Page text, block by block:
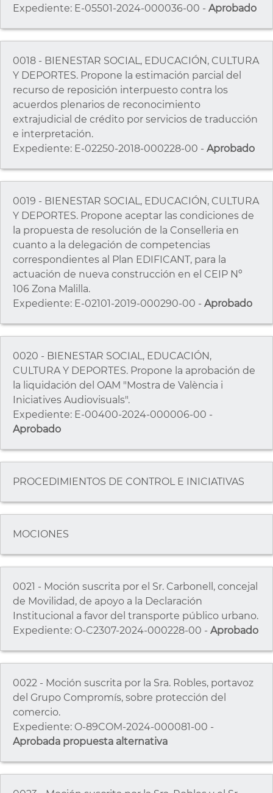
Expediente: E-05501-2024-000036-00 - Aprobado
0018 - BIENESTAR SOCIAL, EDUCACIÓN, CULTURA
Y DEPORTES. Propone la estimación parcial del
recurso de reposición interpuesto contra los
acuerdos plenarios de reconocimiento
extrajudicial de crédito por servicios de traducción
e interpretación.
Expediente: E-02250-2018-000228-00 - Aprobado
0019 - BIENESTAR SOCIAL, EDUCACIÓN, CULTURA
Y DEPORTES. Propone aceptar las condiciones de
la propuesta de resolución de la Conselleria en
cuanto a la delegación de competencias
correspondientes al Plan EDIFICANT, para la
actuación de nueva construcción en el CEIP Nº
106 Zona Malilla.
Expediente: E-02101-2019-000290-00 - Aprobado
0020 - BIENESTAR SOCIAL, EDUCACIÓN,
CULTURA Y DEPORTES. Propone la aprobación de
la liquidación del OAM "Mostra de València i
Iniciatives Audiovisuals".
Expediente: E-00400-2024-000006-00 -
Aprobado
PROCEDIMIENTOS DE CONTROL E INICIATIVAS
MOCIONES
0021 - Moción suscrita por el Sr. Carbonell, concejal
de Movilidad, de apoyo a la Declaración
Institucional a favor del transporte público urbano.
Expediente: O-C2307-2024-000228-00 - Aprobado
0022 - Moción suscrita por la Sra. Robles, portavoz
del Grupo Compromís, sobre protección del
comercio.
Expediente: O-89COM-2024-000081-00 -
Aprobada propuesta alternativa